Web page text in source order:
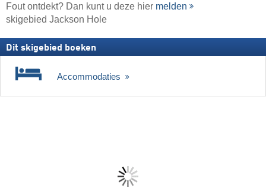
Fout ontdekt? Dan kunt u deze hier melden
skigebied Jackson Hole
Dit skigebied boeken
Accommodaties